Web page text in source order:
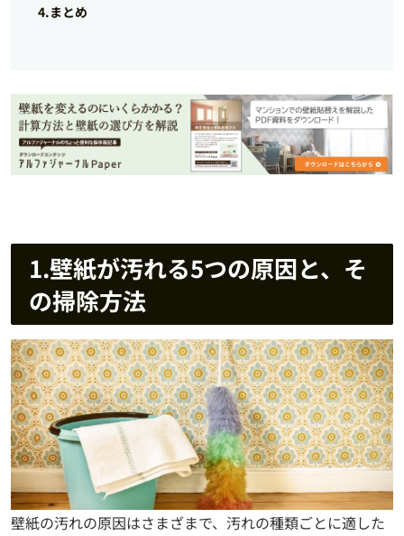
4.まとめ
1.壁紙が汚れる5つの原因と、そ
の掃除方法
壁紙の汚れの原因はさまざまで、汚れの種類ごとに適した